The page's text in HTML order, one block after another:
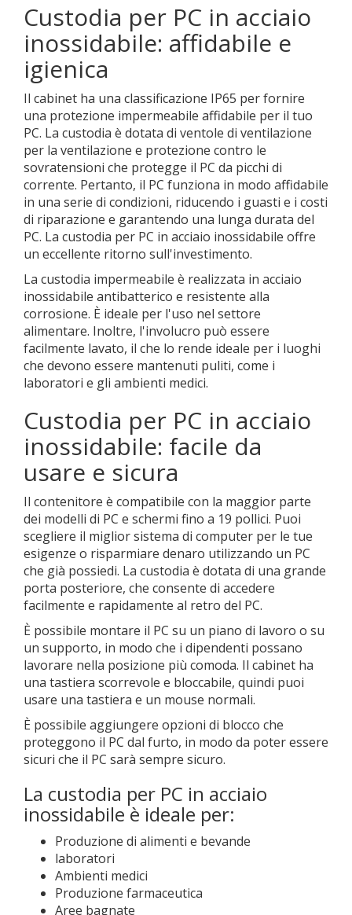
Custodia per PC in acciaio
inossidabile: affidabile e
igienica
Il cabinet ha una classificazione IP65 per fornire
una protezione impermeabile affidabile per il tuo
PC. La custodia è dotata di ventole di ventilazione
per la ventilazione e protezione contro le
sovratensioni che protegge il PC da picchi di
corrente. Pertanto, il PC funziona in modo affidabile
in una serie di condizioni, riducendo i guasti e i costi
di riparazione e garantendo una lunga durata del
PC. La custodia per PC in acciaio inossidabile offre
un eccellente ritorno sull'investimento.
La custodia impermeabile è realizzata in acciaio
inossidabile antibatterico e resistente alla
corrosione. È ideale per l'uso nel settore
alimentare. Inoltre, l'involucro può essere
facilmente lavato, il che lo rende ideale per i luoghi
che devono essere mantenuti puliti, come i
laboratori e gli ambienti medici.
Custodia per PC in acciaio
inossidabile: facile da
usare e sicura
Il contenitore è compatibile con la maggior parte
dei modelli di PC e schermi fino a 19 pollici. Puoi
scegliere il miglior sistema di computer per le tue
esigenze o risparmiare denaro utilizzando un PC
che già possiedi. La custodia è dotata di una grande
porta posteriore, che consente di accedere
facilmente e rapidamente al retro del PC.
È possibile montare il PC su un piano di lavoro o su
un supporto, in modo che i dipendenti possano
lavorare nella posizione più comoda. Il cabinet ha
una tastiera scorrevole e bloccabile, quindi puoi
usare una tastiera e un mouse normali.
È possibile aggiungere opzioni di blocco che
proteggono il PC dal furto, in modo da poter essere
sicuri che il PC sarà sempre sicuro.
La custodia per PC in acciaio
inossidabile è ideale per:
Produzione di alimenti e bevande
laboratori
Ambienti medici
Produzione farmaceutica
Aree bagnate